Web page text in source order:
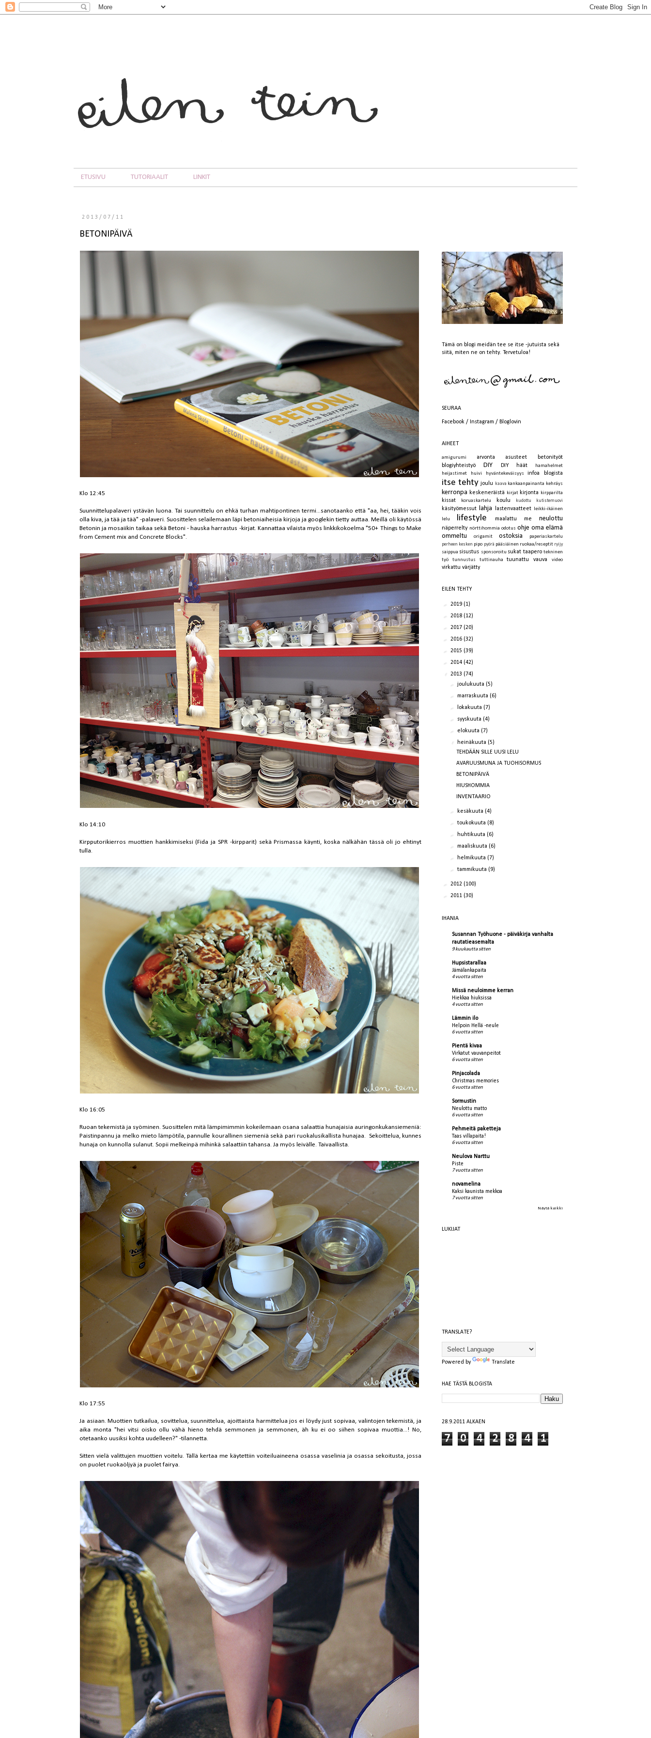
ETUSIVU TUTORIAALIT LINKIT
2013/07/11
BETONIPÄIVÄ
Klo 12:45
Suunnittelupalaveri ystävän luona. Tai suunnittelu on ehkä turhan mahtipontinen termi...sanotaanko että "aa, hei, tääkin vois
olla kiva, ja tää ja tää" -palaveri. Suosittelen selailemaan läpi betoniaiheisia kirjoja ja googlekin tietty auttaa. Meillä oli käytössä
Betonin ja mosaiikin taikaa sekä Betoni - hauska harrastus -kirjat. Kannattaa vilaista myös linkkikokoelma "50+ Things to Make
from Cement mix and Concrete Blocks".
Klo 14:10
Kirpputorikierros muottien hankkimiseksi (Fida ja SPR -kirpparit) sekä Prismassa käynti, koska nälkähän tässä oli jo ehtinyt
tulla.
Klo 16:05
Ruoan tekemistä ja syöminen. Suosittelen mitä lämpimimmin kokeilemaan osana salaattia hunajaisia auringonkukansiemeniä:
Paistinpannu ja melko mieto lämpötila, pannulle kourallinen siemeniä sekä pari ruokalusikallista hunajaa. Sekoittelua, kunnes
hunaja on kunnolla sulanut. Sopii melkeinpä mihinkä salaattiin tahansa. Ja myös leivälle. Taivaallista.
Klo 17:55
Ja asiaan. Muottien tutkailua, sovittelua, suunnittelua, ajoittaista harmittelua jos ei löydy just sopivaa, valintojen tekemistä, ja
aika monta "hei vitsi oisko ollu vähä hieno tehdä semmonen ja semmonen, äh ku ei oo siihen sopivaa muottia...! No,
otetaanko uusiksi kohta uudelleen?" -tilannetta.
Sitten vielä valittujen muottien voitelu. Tällä kertaa me käytettiin voiteiluaineena osassa vaselinia ja osassa sekoitusta, jossa
on puolet ruokaöljyä ja puolet fairya.
Tämä on blogi meidän tee se itse -jutuista sekä
siitä, miten ne on tehty. Tervetuloa!
SEURAA
Facebook / Instagram / Bloglovin
AIHEET
amigurumi arvonta asusteet
betonityöt
blogiyhteistyö
DIY DIY häät
hamahelmet
heijastimet
huivi hyväntekeväisyys infoa blogista
itse tehty joulu kaava kankaanpainanta kehräys
kerronpa keskeneräistä kirjat kirjonta kirpparilta
kissat koruaskartelu koulu kudottu kutistemuovi
käsityömessut lahja lastenvaatteet
leikki-ikäinen
lelu
lifestyle maalattu me neulottu
näperrelty nörttihommia odotus ohje oma elämä
ommeltu
origamit ostoksia paperiaskartelu
perheen kesken pipo pyörä pääsiäinen ruokaa/reseptit ryijy
saippua sisustus sponsoroitu sukat taapero tekninen
työ
tunnustus tuttinauha tuunattu vauva video
virkattu värjätty
EILEN TEHTY
► 2019 (1)
► 2018 (12)
► 2017 (20)
► 2016 (32)
► 2015 (39)
► 2014 (42)
▼ 2013 (74)
►joulukuuta (5)
►marraskuuta (6)
► lokakuuta (7)
► syyskuuta (4)
► elokuuta (7)
▼ heinäkuuta (5)
TEHDÄÄN SILLE UUSI LELU
AVARUUSMUNA JA TUOHISORMUS
BETONIPÄIVÄ
HIUSHOMMIA
INVENTAARIO
► kesäkuuta (4)
►toukokuuta (8)
► huhtikuuta (6)
►maaliskuuta (6)
► helmikuuta (7)
►tammikuuta (9)
► 2012 (100)
► 2011 (30)
IHANIA
Susannan Työhuone - päiväkirja vanhalta
rautatieasemalta
9 kuukautta sitten
Hupsistarallaa
Jämälankapaita
4 vuotta sitten
Missä neuloimme kerran
Hiekkaa hiuksissa
4 vuotta sitten
Lämmin ilo
Helpoin Hellä -neule
6 vuotta sitten
Pientä kivaa
Virkatut vauvanpeitot
6 vuotta sitten
Pinjacolada
Christmas memories
6 vuotta sitten
Sormustin
Neulottu matto
6 vuotta sitten
Pehmeitä paketteja
Taas villapaita!
6 vuotta sitten
Neulova Narttu
Piste
7 vuotta sitten
novamelina
Kaksi kaunista mekkoa
7 vuotta sitten
Näytä kaikki
LUKIJAT
TRANSLATE?
Powered by Translate
HAE TÄSTÄ BLOGISTA
28.9.2011 ALKAEN
7 0 4 2 8 4 1